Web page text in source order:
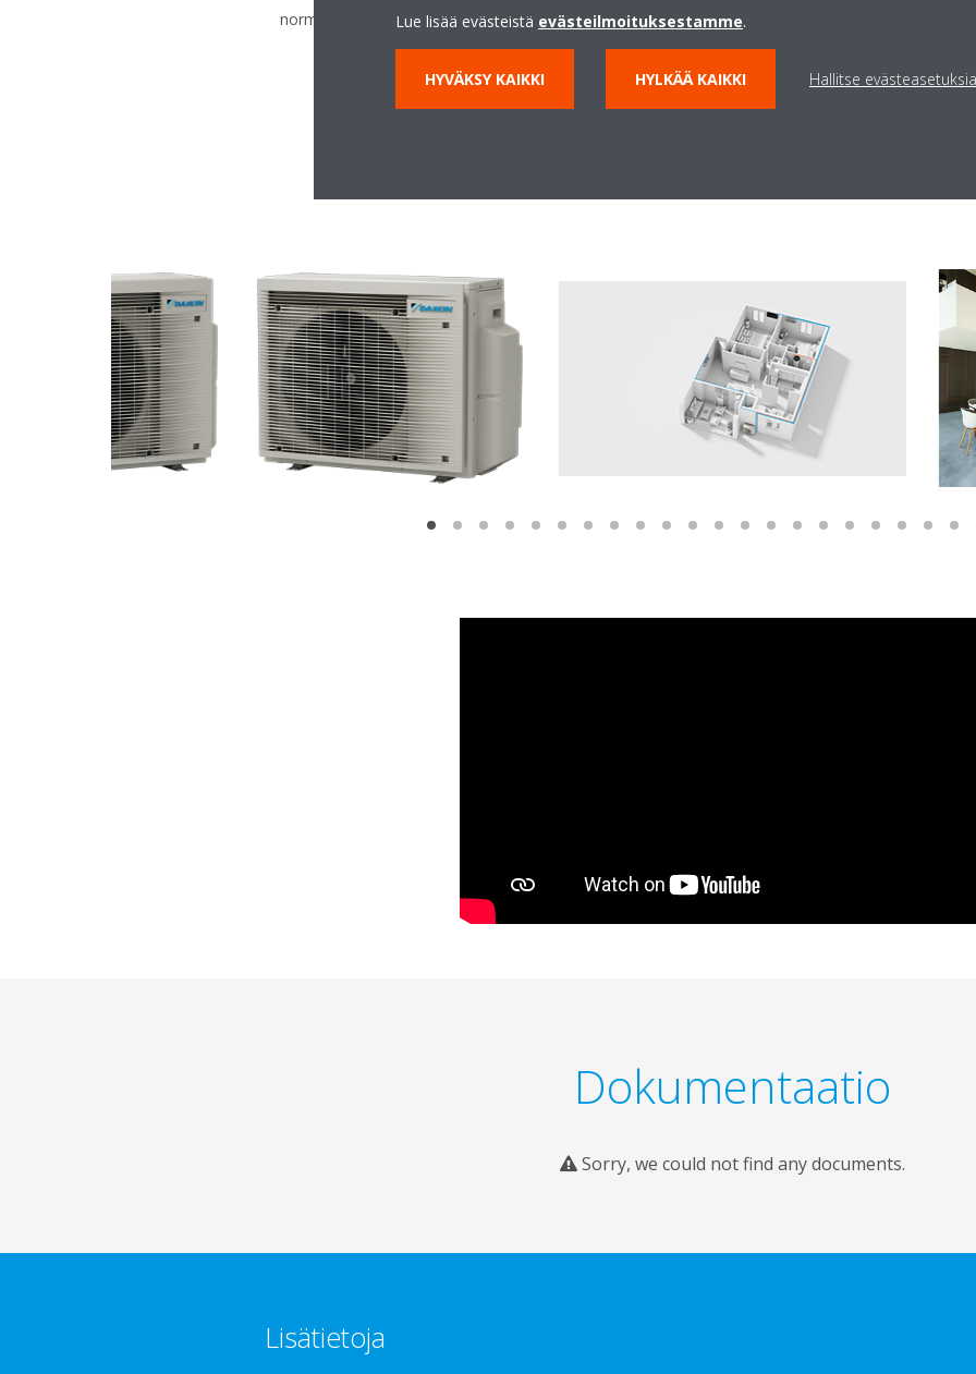
normaalilla ilmastointilaitteella (vain pari)
energiankulutus
vakaana.
Dokumentaatio
Sorry, we could not find any documents.
Lisätietoja
Lue lisää evästeistä evästeilmoituksestamme.
HYVÄKSY KAIKKI HYLKÄÄ KAIKKI Hallitse evästeasetuksia